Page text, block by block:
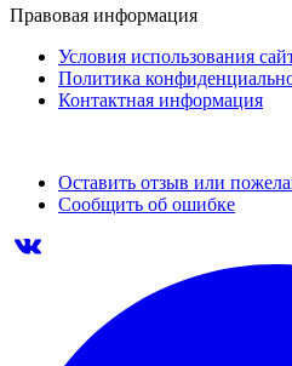
Правовая информация
Условия использования
Политика
Контактная информация
Оставить отзыв или
Сообщить об ошибке